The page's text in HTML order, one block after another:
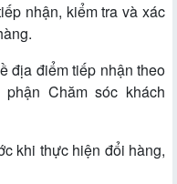
nhận, kiểm tra và xác
địa điểm tiếp nhận theo
Chăm sóc khách
khi thực hiện đổi hàng,